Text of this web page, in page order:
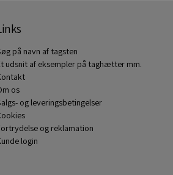
på navn af tagsten
udsnit af eksempler på taghætter mm.
os
og leveringsbetingelser
og reklamation
login